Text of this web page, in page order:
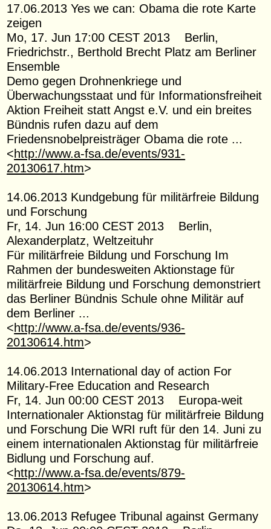
17.06.2013 Yes we can: Obama die rote Karte
zeigen
Mo, 17. Jun 17:00 CEST 2013 Berlin,
Friedrichstr., Berthold Brecht Platz am Berliner
Ensemble
Demo gegen Drohnenkriege und
Überwachungsstaat und für Informationsfreiheit
Aktion Freiheit statt Angst e.V. und ein breites
Bündnis rufen dazu auf dem
Friedensnobelpreisträger Obama die rote ...
<http://www.a-fsa.de/events/931-
20130617.htm>
14.06.2013 Kundgebung für militärfreie Bildung
und Forschung
Fr, 14. Jun 16:00 CEST 2013 Berlin,
Alexanderplatz, Weltzeituhr
Für militärfreie Bildung und Forschung Im
Rahmen der bundesweiten Aktionstage für
militärfreie Bildung und Forschung demonstriert
das Berliner Bündnis Schule ohne Militär auf
dem Berliner ...
<http://www.a-fsa.de/events/936-
20130614.htm>
14.06.2013 International day of action For
Military-Free Education and Research
Fr, 14. Jun 00:00 CEST 2013 Europa-weit
Internationaler Aktionstag für militärfreie Bildung
und Forschung Die WRI ruft für den 14. Juni zu
einem internationalen Aktionstag für militärfreie
Bidlung und Forschung auf.
<http://www.a-fsa.de/events/879-
20130614.htm>
13.06.2013 Refugee Tribunal against Germany